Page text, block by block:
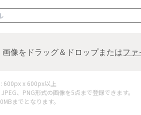
画像をドラッグ＆ドロップまたはファ
: 600px x 600px以上
JPEG、PNG形式の画像を5点まで登録できます。
までとなります。